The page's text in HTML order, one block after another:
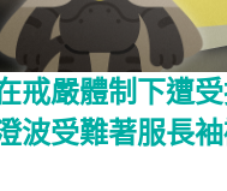
戒嚴體制下遭
波受難著服長